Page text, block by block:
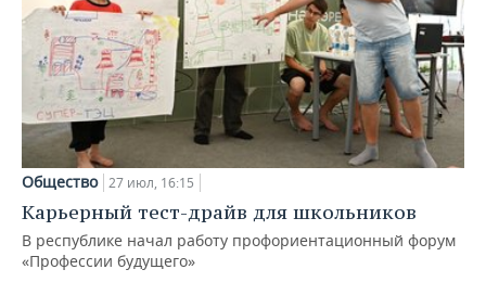
Общество 27 июл, 16:15
Карьерный тест-драйв для школьников
В республике начал работу профориентационный форум
«Профессии будущего»